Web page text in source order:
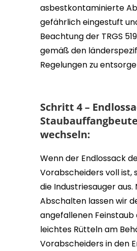
asbestkontaminierte
gefährlich eingestuft
Beachtung der TRGS
gemäß den
Regelungen zu
Schritt 4 –
wechseln:
Wenn der Endlossack
Vorabscheiders voll ist,
die Industriesauger aus.
Abschalten lassen wir
angefallenen Feinstaub
leichtes Rütteln am
Vorabscheiders in den